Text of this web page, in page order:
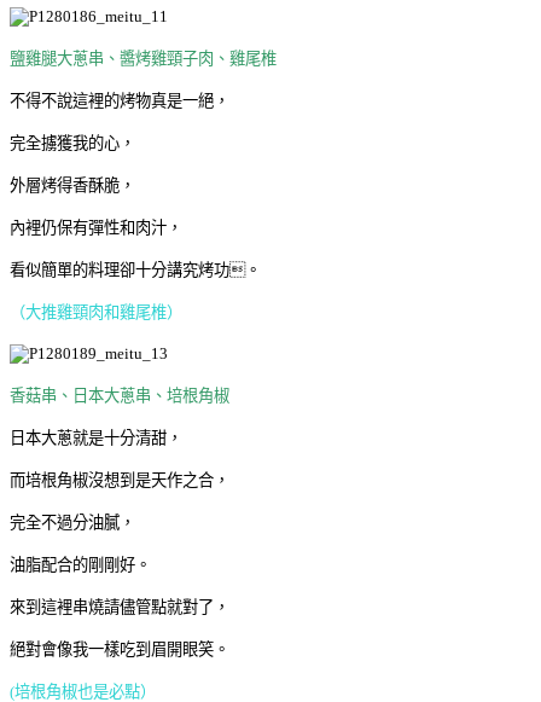
鹽雞腿大蔥串、醬烤雞頸子肉、雞尾椎
不得不說這裡的烤物真是一絕，
完全擄獲我的心，
外層烤得香酥脆，
內裡仍保有彈性和肉汁，
看似簡單的料理卻十分講究烤功。
（大推雞頸肉和雞尾椎）
香菇串、日本大蔥串、培根角椒
日本大蔥就是十分清甜，
而培根角椒沒想到是天作之合，
完全不過分油膩，
油脂配合的剛剛好。
來到這裡串燒請儘管點就對了，
絕對會像我一樣吃到眉開眼笑。
(培根角椒也是必點）